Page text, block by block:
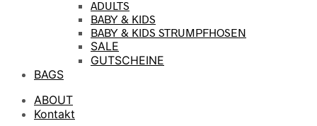
ADULTS
BABY & KIDS
BABY & KIDS STRUMPFHOSEN
SALE
GUTSCHEINE
BAGS
ABOUT
Kontakt